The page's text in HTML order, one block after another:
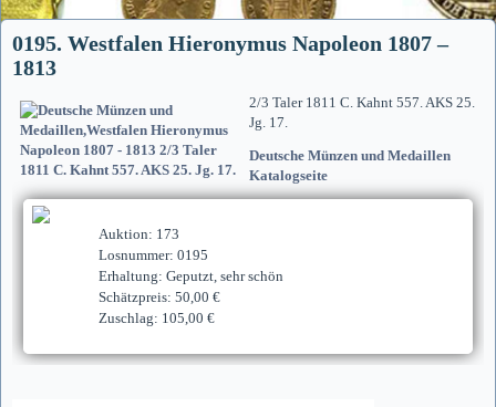
0195. Westfalen Hieronymus Napoleon 1807 –
1813
2/3 Taler 1811 C. Kahnt 557. AKS 25.
Jg. 17.
Deutsche Münzen und Medaillen
Katalogseite
Auktion: 173
Losnummer: 0195
Erhaltung: Geputzt, sehr schön
Schätzpreis: 50,00 €
Zuschlag: 105,00 €